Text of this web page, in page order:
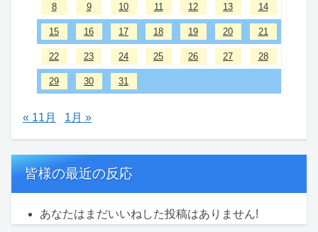
8 9 10 11 12 13 14
15 16 17 18 19 20 21
22 23 24 25 26 27 28
29 30 31
« 11月 1月 »
皆様の最近の反応
あなたはまだいいねした投稿はありません!